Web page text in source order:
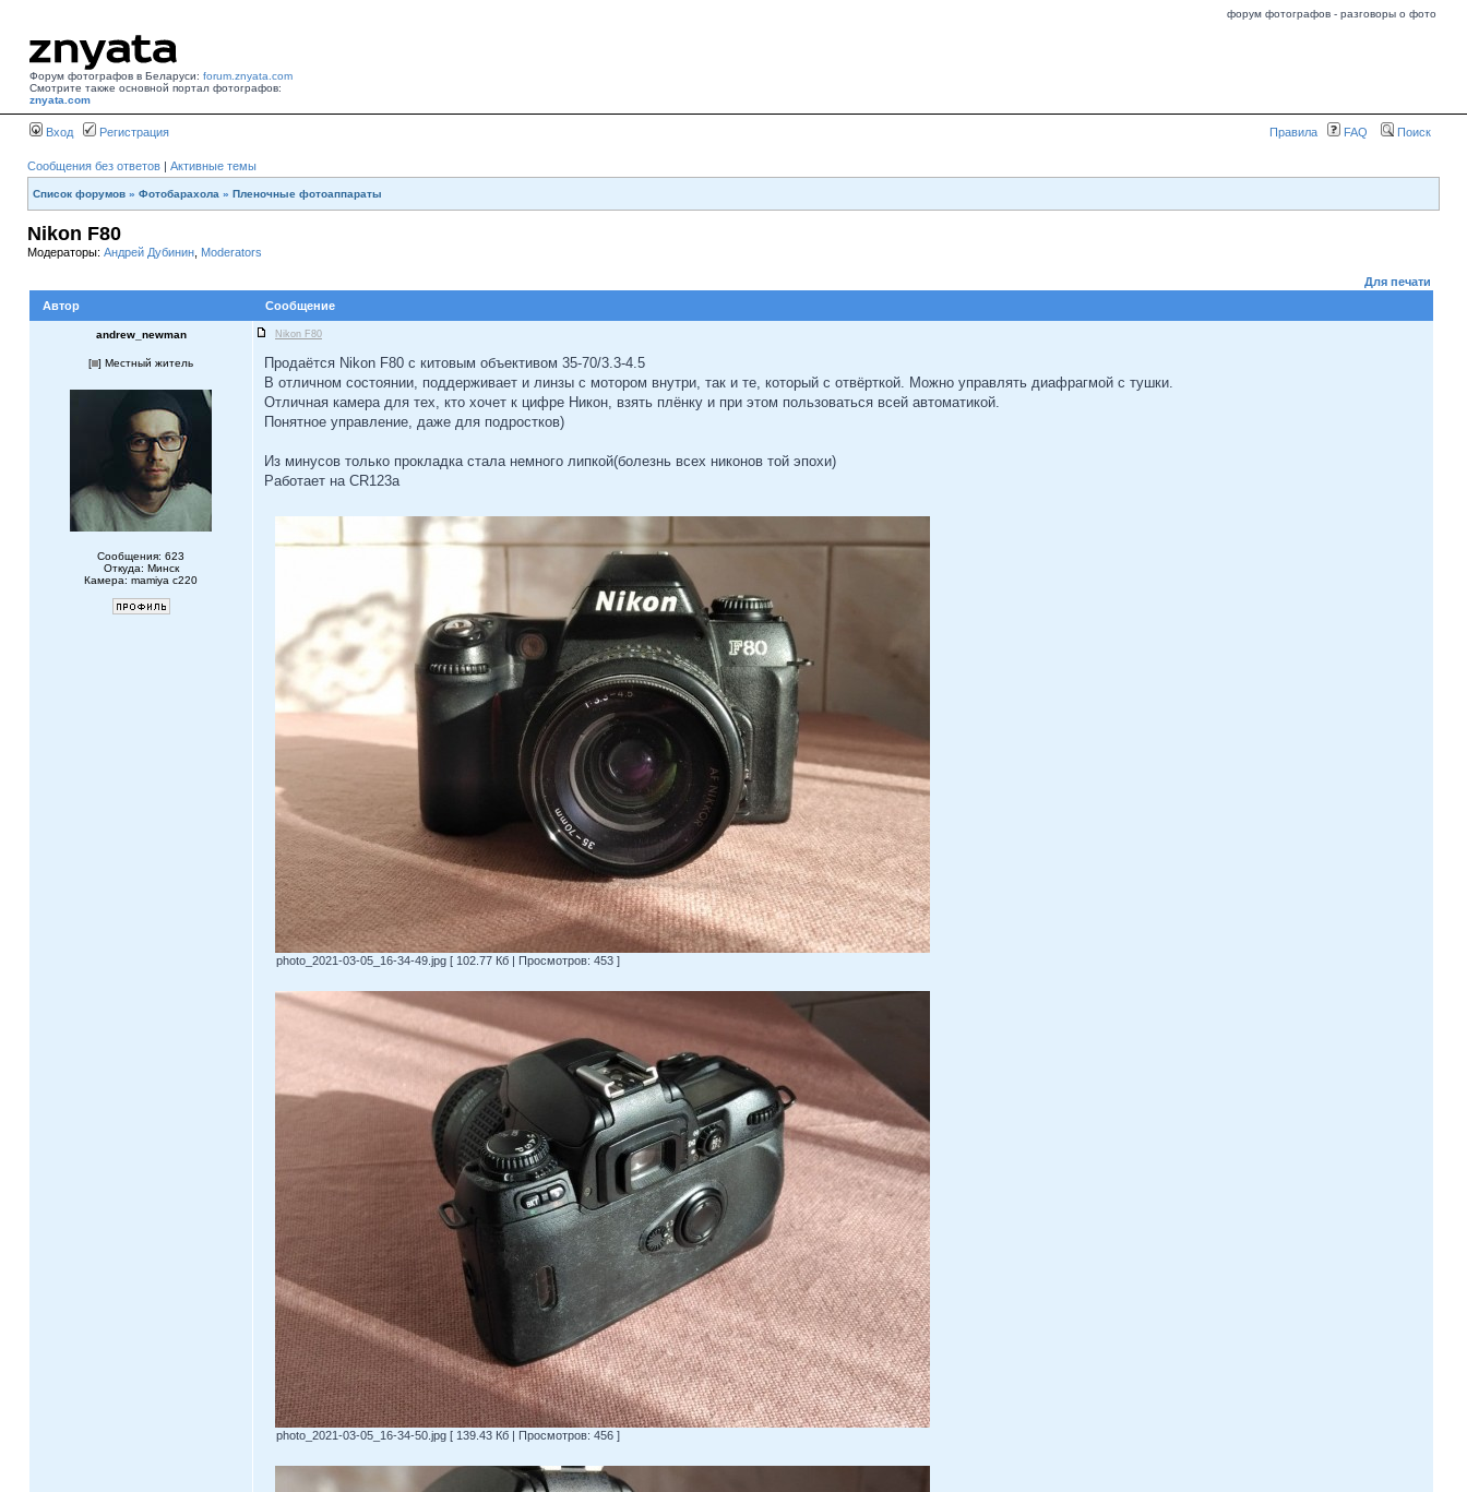
форум фотографов - разговоры о фото
Форум фотографов в Беларуси: forum.znyata.com
Смотрите также основной портал фотографов:
znyata.com
Вход Регистрация Правила FAQ Поиск
Сообщения без ответов | Активные темы
Список форумов » Фотобарахола » Пленочные фотоаппараты
Nikon F80
Модераторы: Андрей Дубинин Moderators
Для печати
Автор
Сообщение
andrew_newman Nikon F80
[ ] Местный житель
Сообщения: 623
Откуда: Минск
Камера: mamiya c220
Продаётся Nikon F80 с китовым объективом 35-70/3.3-4.5
В отличном состоянии, поддерживает и линзы с мотором внутри, так и те, который с отвёрткой. Можно управлять диафрагмой с тушки.
Отличная камера для тех, кто хочет к цифре Никон, взять плёнку и при этом пользоваться всей автоматикой.
Понятное управление, даже для подростков)
Из минусов только прокладка стала немного липкой(болезнь всех никонов той эпохи)
Работает на CR123a
photo_2021-03-05_16-34-49.jpg [ 102.77 Кб | Просмотров: 453 ]
photo_2021-03-05_16-34-50.jpg [ 139.43 Кб | Просмотров: 456 ]